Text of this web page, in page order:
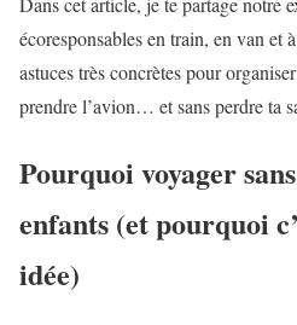
écoresponsables en train, en van et
astuces très concrètes pour
prendre l’avion… et sans perdre ta
Pourquoi voyager
enfants (et pourquoi
idée)